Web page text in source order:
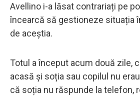
Avellino i-a lăsat contrariați pe
încearcă să gestioneze situația
de aceștia.
Totul a început acum două zile,
acasă și soția sau copilul nu
că soția nu răspunde la telefon,